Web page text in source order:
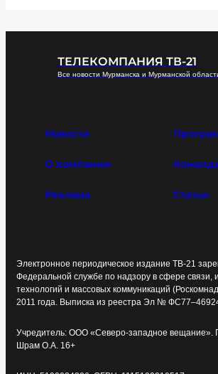
ТЕЛЕКОМПАНИЯ ТВ-21
Все новости Мурманска и Мурманской
Новости
О компании
Реклама Статьи
Электронное периодическое издание ТВ-21
Федеральной службе по надзору в сфере
технологий и массовых коммуникаций
2011 года. Выписка из реестра Эл №
Учредитель: ООО «Северо-западное вещание».
Шрам О.А. 16+